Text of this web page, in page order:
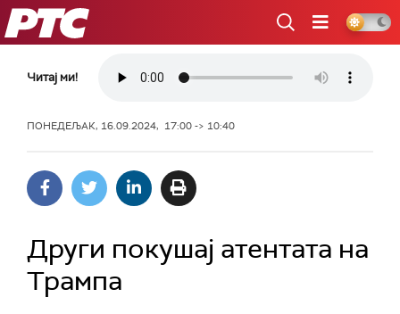
РТС
Читај ми!
ПОНЕДЕЉАК, 16.09.2024, 17:00 -> 10:40
Други покушај атентата на
Трампа